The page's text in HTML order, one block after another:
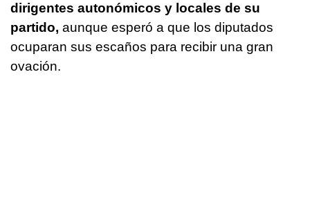
dirigentes autonómicos y locales de su
partido, aunque esperó a que los diputados
ocuparan sus escaños para recibir una gran
ovación.